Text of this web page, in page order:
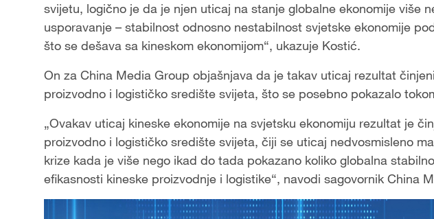
svijetu, logično je da je njen uticaj na stanje globalne ekonomije više
usporavanje – stabilnost odnosno nestabilnost svjetske ekonomije
što se dešava sa kineskom ekonomijom“, ukazuje Kostić.
On za China Media Group objašnjava da je takav uticaj rezultat
proizvodno i logističko središte svijeta, što se posebno pokazalo
„Ovakav uticaj kineske ekonomije na svjetsku ekonomiju rezultat je
proizvodno i logističko središte svijeta, čiji se uticaj nedvosmisleno
krize kada je više nego ikad do tada pokazano koliko globalna
efikasnosti kineske proizvodnje i logistike“, navodi sagovornik China